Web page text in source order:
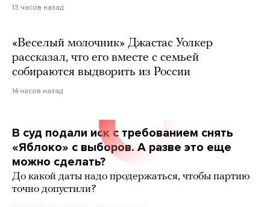
13 часов назад
«Веселый молочник» Джастас Уолкер
рассказал, что его вместе с семьей
собираются выдворить из России
14 часов назад
В суд подали иск с требованием снять
«Яблоко» с выборов. А разве это еще
можно сделать?
До какой даты надо продержаться, чтобы партию
точно допустили?